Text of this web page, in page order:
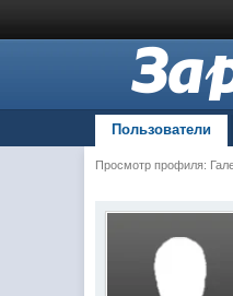
Пользователи
Просмотр профиля: